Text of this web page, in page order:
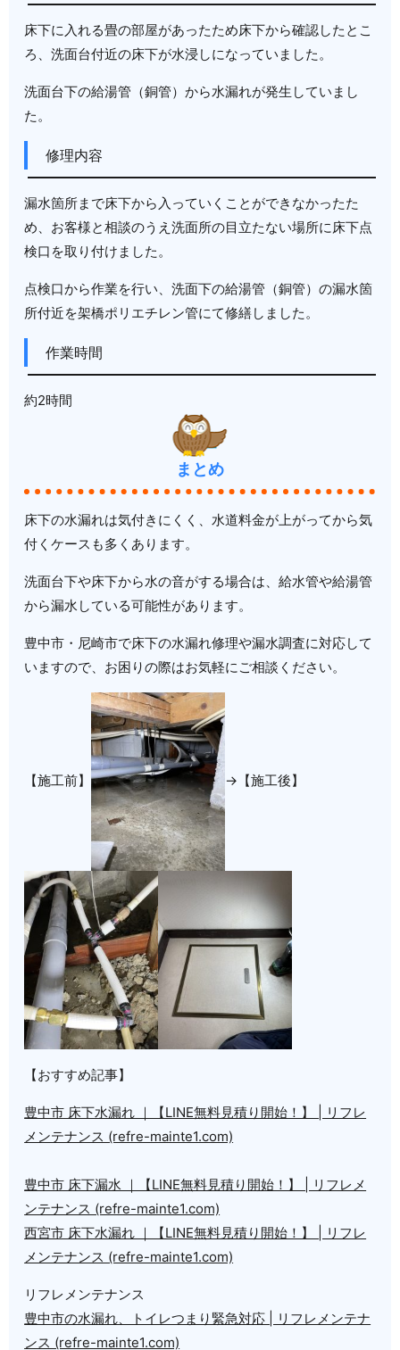
床下に入れる畳の部屋があったため床下から確認したとこ
ろ、洗面台付近の床下が水浸しになっていました。
洗面台下の給湯管（銅管）から水漏れが発生していまし
た。
修理内容
漏水箇所まで床下から入っていくことができなかったた
め、お客様と相談のうえ洗面所の目立たない場所に床下点
検口を取り付けました。
点検口から作業を行い、洗面下の給湯管（銅管）の漏水箇
所付近を架橋ポリエチレン管にて修繕しました。
作業時間
約2時間
まとめ
床下の水漏れは気付きにくく、水道料金が上がってから気
付くケースも多くあります。
洗面台下や床下から水の音がする場合は、給水管や給湯管
から漏水している可能性があります。
豊中市・尼崎市で床下の水漏れ修理や漏水調査に対応して
いますので、お困りの際はお気軽にご相談ください。
【施工前】 →【施工後】
【おすすめ記事】
豊中市 床下水漏れ ｜【LINE無料見積り開始！】 | リフレ
メンテナンス (refre-mainte1.com)
豊中市 床下漏水 ｜【LINE無料見積り開始！】 | リフレメ
ンテナンス (refre-mainte1.com)
西宮市 床下水漏れ ｜【LINE無料見積り開始！】 | リフレ
メンテナンス (refre-mainte1.com)
リフレメンテナンス
豊中市の水漏れ、トイレつまり緊急対応 | リフレメンテナ
ンス (refre-mainte1.com)